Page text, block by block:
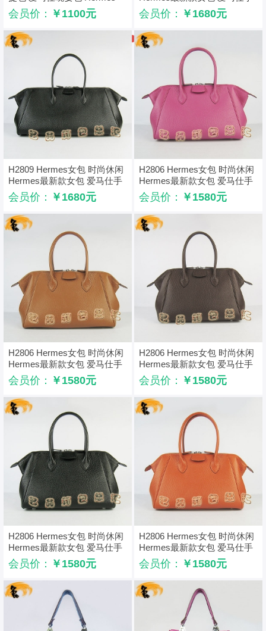
Kelly Bag 凯莉包 石头纹 橙色
会员价： ￥1100元
提包 深啡色
会员价： ￥1680元
H2809 Hermes女包 时尚休闲
Hermes最新款女包 爱马仕手
提包 黑色
会员价： ￥1680元
H2806 Hermes女包 时尚休闲
Hermes最新款女包 爱马仕手
提包 桃红色
会员价： ￥1580元
H2806 Hermes女包 时尚休闲
Hermes最新款女包 爱马仕手
提包 浅啡色
会员价： ￥1580元
H2806 Hermes女包 时尚休闲
Hermes最新款女包 爱马仕手
提包 咖啡色
会员价： ￥1580元
H2806 Hermes女包 时尚休闲
Hermes最新款女包 爱马仕手
提包 黑色
会员价： ￥1580元
H2806 Hermes女包 时尚休闲
Hermes最新款女包 爱马仕手
提包 橙色
会员价： ￥1580元